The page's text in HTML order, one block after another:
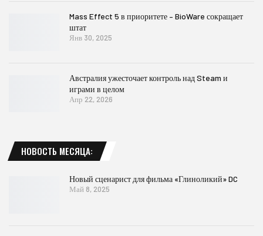
Mass Effect 5 в приоритете – BioWare сокращает
штат
Янв 30, 2025
Австралия ужесточает контроль над Steam и
играми в целом
Апр 22, 2026
НОВОСТЬ МЕСЯЦА:
Новый сценарист для фильма «Глиноликий» DC
Май 8, 2025